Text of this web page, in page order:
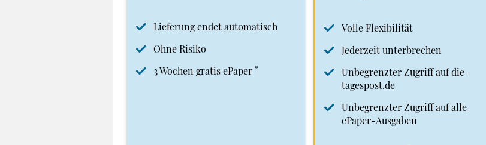
Lieferung endet automatisch
Ohne Risiko
3 Wochen gratis ePaper *
Volle Flexibilität
Jederzeit unterbrechen
Unbegrenzter Zugriff auf die-
tagespost.de
Unbegrenzter Zugriff auf alle
ePaper-Ausgaben